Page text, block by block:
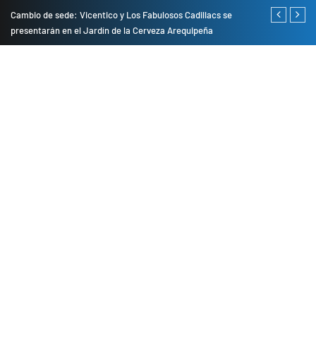
Cambio de sede: Vicentico y Los Fabulosos Cadillacs se
presentarán en el Jardín de la Cerveza Arequipeña
Empresas